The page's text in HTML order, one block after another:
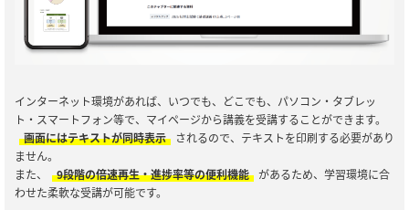
インターネット環境があれば、いつでも、どこでも、パソコン・タブレッ
ト・スマートフォン等で、マイページから講義を受講することができます。
画面にはテキストが同時表示
されるので、テキストを印刷する必要があり
ません。
また、
9段階の倍速再生・進捗率等の便利機能 があるため、学習環境に合
わせた柔軟な受講が可能です。